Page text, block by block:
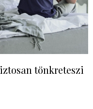
tönkreteszi